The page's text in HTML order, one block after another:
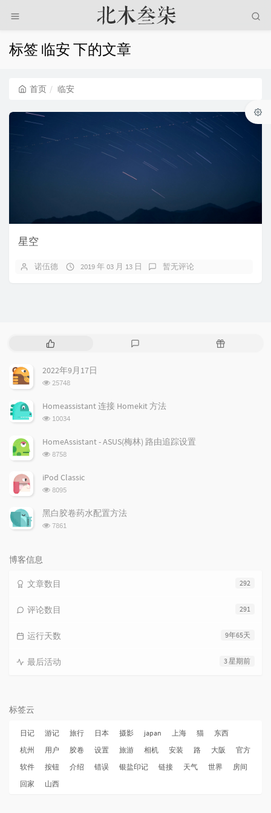
标签 临安 下的文章
首页 临安
星空
诺伍德 2019 年 03 月 13 日 暂无评论
热
文
章
随
2022年9月17日
浏
次
25748
Homeassistant 连接 Homekit 方法
浏
次
10034
HomeAssistant - ASUS(梅林) 路由追踪设置
浏
次
8758
iPod Classic
浏
次
数:
8095
黑白胶卷药水配置方法
浏
7861
博客信息
292
文章数目
291
评论数目
9年65天
运行天数
3 星期前
最后活动
标签云
日记 游记 旅行 日本 摄影 japan 上海 猫
东西
杭州
用户 胶卷 设置 旅游 相机 安装 路 大阪
官方
软件
按钮 介绍 错误 银盐印记 链接 天气 世界
房间
回家
山西